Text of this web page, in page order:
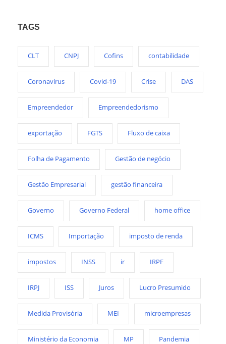
TAGS
CLT CNPJ Cofins contabilidade
Coronavírus Covid-19 Crise DAS
Empreendedor Empreendedorismo
exportação FGTS Fluxo de caixa
Folha de Pagamento Gestão de negócio
Gestão Empresarial gestão financeira
Governo Governo Federal home office
ICMS Importação imposto de renda
impostos INSS ir IRPF
IRPJ ISS Juros Lucro Presumido
Medida Provisória MEI microempresas
Ministério da Economia MP Pandemia